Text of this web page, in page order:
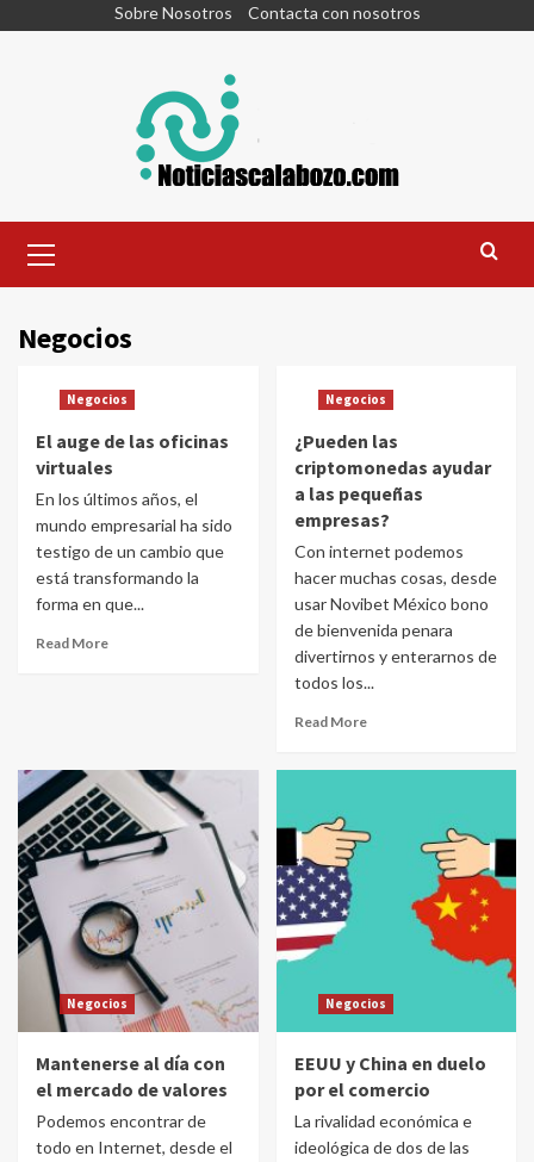
Sobre Nosotros Contacta con nosotros
Menu
Negocios
Negocios
El auge de las oficinas
virtuales
En los últimos años, el
mundo empresarial ha sido
testigo de un cambio que
está transformando la
forma en que...
Read More
Negocios
¿Pueden las
criptomonedas ayudar
a las pequeñas
empresas?
Con internet podemos
hacer muchas cosas, desde
usar Novibet México bono
de bienvenida penara
divertirnos y enterarnos de
todos los...
Read More
Negocios
Mantenerse al día con
el mercado de valores
Podemos encontrar de
todo en Internet, desde el
Negocios
EEUU y China en duelo
por el comercio
La rivalidad económica e
ideológica de dos de las